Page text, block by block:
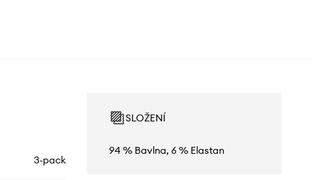
3-pack
SLOŽENÍ
94 % Bavlna, 6 % Elastan